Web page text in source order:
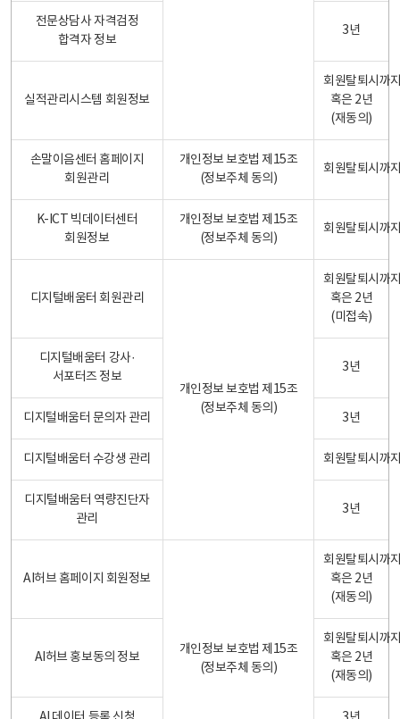
전문상담사 자격검정
합격자 정보
3년
실적관리시스템 회원정보
회원탈퇴시까
혹은 2년
(재동의)
손말이음센터 홈페이지
회원관리
개인정보 보호법 제15조
(정보주체 동의)
회원탈퇴시까
K-ICT 빅데이터센터
회원정보
개인정보 보호법 제15조
(정보주체 동의)
회원탈퇴시까
디지털배움터 회원관리
개인정보 보호법 제15조
(정보주체 동의)
회원탈퇴시까
혹은 2년
(미접속)
디지털배움터 강사·
서포터즈 정보
3년
디지털배움터 문의자 관리 3년
디지털배움터 수강생 관리 회원탈퇴시까
디지털배움터 역량진단자
관리
3년
AI허브 홈페이지 회원정보
개인정보 보호법 제15조
(정보주체 동의)
회원탈퇴시까
혹은 2년
(재동의)
AI허브 홍보동의 정보
회원탈퇴시까
혹은 2년
(재동의)